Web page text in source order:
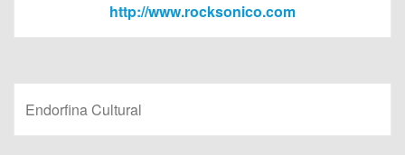
http://www.rocksonico.com
Endorfina Cultural